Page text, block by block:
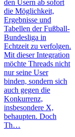
den Usern ab sofort
die Möglichkeit,
Ergebnisse und
Tabellen der Fußball-
Bundesliga in
Echtzeit zu verfolgen.
Mit dieser Integration
möchte Threads nicht
nur seine User
binden, sondern sich
auch gegen die
Konkurrenz,
insbesondere X,
behaupten. Doch
Th…